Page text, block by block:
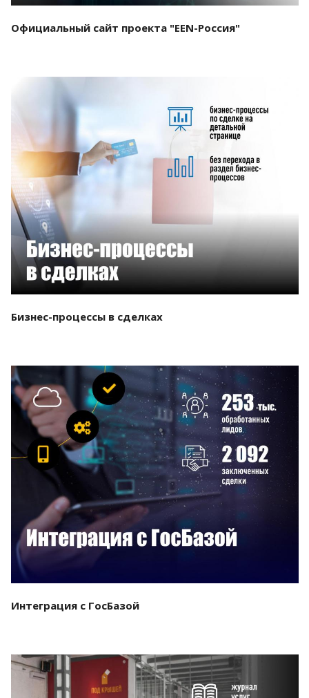
Официальный сайт проекта "EEN-Россия"
Бизнес-процессы в сделках
Смотреть проект
Интеграция с ГосБазой